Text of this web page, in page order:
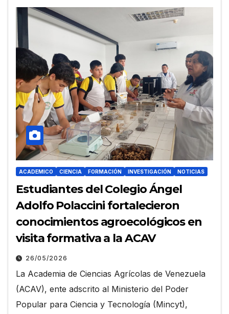
ACADEMICO CIENCIA FORMACIÓN INVESTIGACIÓN NOTICIAS
Estudiantes del Colegio Ángel
Adolfo Polaccini fortalecieron
conocimientos agroecológicos en
visita formativa a la ACAV
26/05/2026
La Academia de Ciencias Agrícolas de Venezuela
(ACAV), ente adscrito al Ministerio del Poder
Popular para Ciencia y Tecnología (Mincyt),